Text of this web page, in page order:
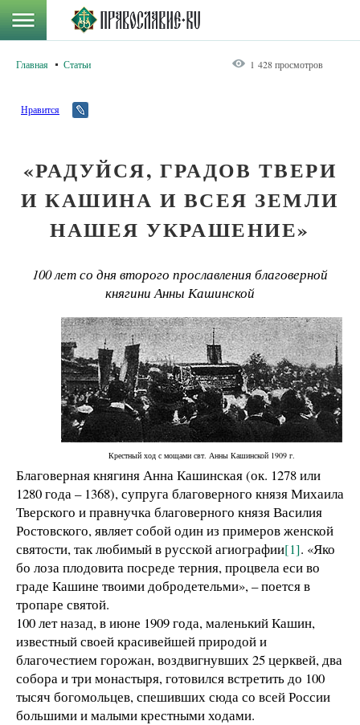
Главная Статьи 1 428 просмотров
Нравится
«РАДУЙСЯ, ГРАДОВ ТВЕРИ
И КАШИНА И ВСЕЯ ЗЕМЛИ
НАШЕЯ УКРАШЕНИЕ»
100 лет со дня второго прославления благоверной
княгини Анны Кашинской
Крестный ход с мощами свт. Анны Кашинской 1909 г.
Благоверная княгиня Анна Кашинская (ок. 1278 или
1280 года – 1368), супруга благоверного князя Михаила
Тверского и правнучка благоверного князя Василия
Ростовского, являет собой один из примеров женской
святости, так любимый в русской агиографии[1]. «Яко
бо лоза плодовита посреде терния, процвела еси во
граде Кашине твоими добродетельми», – поется в
тропаре святой.
100 лет назад, в июне 1909 года, маленький Кашин,
известный своей красивейшей природой и
благочестием горожан, воздвигнувших 25 церквей, два
собора и три монастыря, готовился встретить до 100
тысяч богомольцев, спешивших сюда со всей России
большими и малыми крестными ходами.